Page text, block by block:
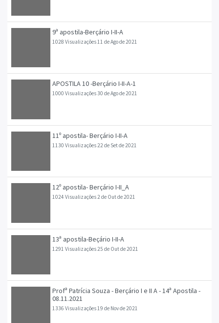
9ª apostila-Berçário I-II-A
1028 Visualizações11 de Ago de 2021
APOSTILA 10 -Berçário I-II-A-1
1000 Visualizações30 de Ago de 2021
11º apostila- Berçário I-II-A
1130 Visualizações22 de Set de 2021
12º apostila- Berçário I-II_A
1024 Visualizações2 de Out de 2021
13ª apostila-Beçário I-II-A
1291 Visualizações25 de Out de 2021
Profª Patrícia Souza - Berçário I e II A - 14ª Apostila -
08.11.2021
1336 Visualizações19 de Nov de 2021